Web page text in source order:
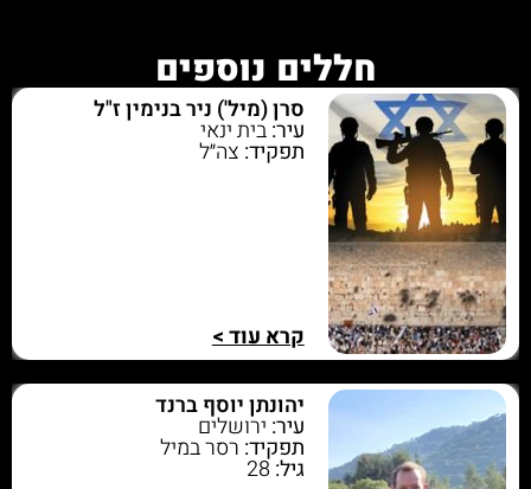
חללים נוספים
סרן (מיל') ניר בנימין ז"ל
עיר:בית ינאי
תפקיד: צה״ל
קרא עוד >
יהונתן יוסף ברנד
עיר: ירושלים
תפקיד: רסר במיל
גיל:28